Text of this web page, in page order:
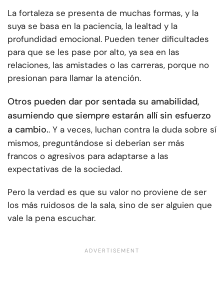
La fortaleza se presenta de muchas formas, y la
suya se basa en la paciencia, la lealtad y la
profundidad emocional. Pueden tener dificultades
para que se les pase por alto, ya sea en las
relaciones, las amistades o las carreras, porque no
presionan para llamar la atención.
Otros pueden dar por sentada su amabilidad,
asumiendo que siempre estarán allí sin esfuerzo
a cambio.. Y a veces, luchan contra la duda sobre sí
mismos, preguntándose si deberían ser más
francos o agresivos para adaptarse a las
expectativas de la sociedad.
Pero la verdad es que su valor no proviene de ser
los más ruidosos de la sala, sino de ser alguien que
vale la pena escuchar.